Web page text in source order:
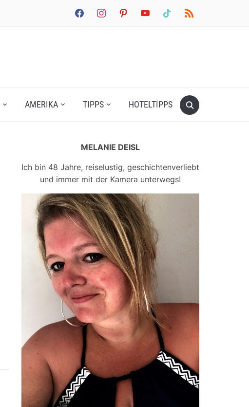
facebookinstagrampinterestyoutube tiktok rss
AMERIKA TIPPS HOTELTIPPS
MELANIE DEISL
Ich bin 48 Jahre, reiselustig, geschichtenverliebt
und immer mit der Kamera unterwegs!